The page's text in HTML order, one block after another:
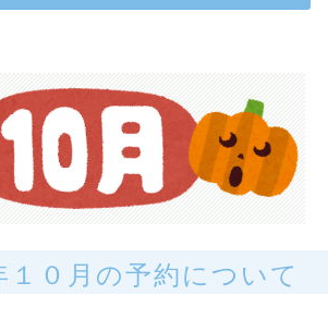
１０月の予約について